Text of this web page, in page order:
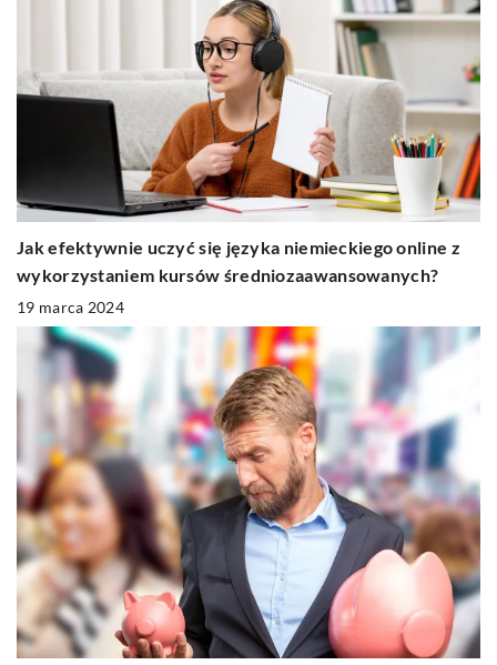
Jak efektywnie uczyć się języka niemieckiego online z
wykorzystaniem kursów średniozaawansowanych?
19 marca 2024